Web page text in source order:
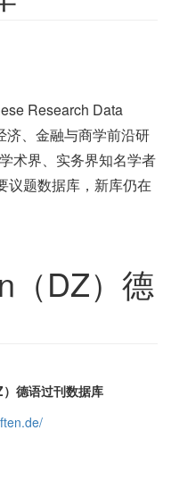
Research Data
、金融与商学前沿研
术界、实务界知名学者
议题数据库，新库仍在
（DZ）德
德语过刊数据库